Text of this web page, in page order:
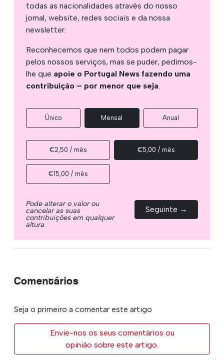
todas as nacionalidades através do nosso
jornal, website, redes sociais e da nossa
newsletter.
Reconhecemos que nem todos podem pagar
pelos nossos serviços, mas se puder, pedimos-
lhe que apoie o Portugal News fazendo uma
contribuição – por menor que seja.
Único Mensal Anual
€2,50 / mês €5,00 / mês
€15,00 / mês
Pode alterar o valor ou
cancelar as suas
contribuições em qualquer
altura.
Seguinte →
Comentários
Seja o primeiro a comentar este artigo
Envie-nos os seus comentários ou
opinião sobre este artigo.